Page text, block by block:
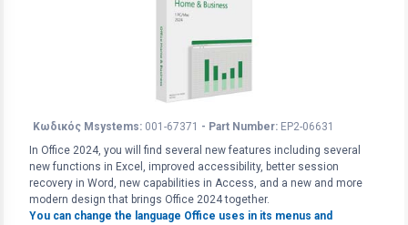
Κωδικός Msystems: 001-67371 - Part Number: EP2-06631
In Office 2024, you will find several new features including several
new functions in Excel, improved accessibility, better session
recovery in Word, new capabilities in Access​​​​​​​, and a new and more
modern design that brings Office 2024 together.
Υou can change the language Office uses in its menus and